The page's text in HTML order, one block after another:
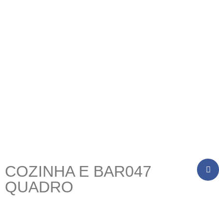
COZINHA E BAR047
QUADRO